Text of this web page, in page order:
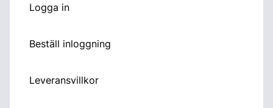
Logga in
Beställ inloggning
Leveransvillkor